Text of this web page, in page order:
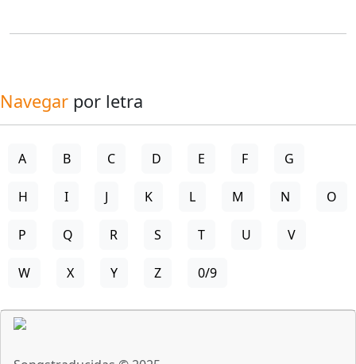
Navegar por letra
A B C D E F G
H I J K L M N O
P Q R S T U V
W X Y Z 0/9